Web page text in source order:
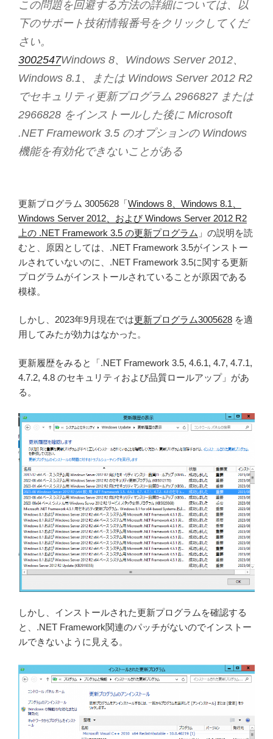
この問題を回避する方法の詳細については、以
下のサポート技術情報番号をクリックしてくだ
さい。
3002547Windows 8、Windows Server 2012、
Windows 8.1、または Windows Server 2012 R2
でセキュリティ更新プログラム 2966827 または
2966828 をインストールした後に Microsoft
.NET Framework 3.5 のオプションの Windows
機能を有効化できないことがある
更新プログラム 3005628「Windows 8、Windows 8.1、
Windows Server 2012、および Windows Server 2012 R2
上の .NET Framework 3.5 の更新プログラム 」の説明を読
むと、原因としては、.NET Framework 3.5がインストー
ルされていないのに、.NET Framework 3.5に関する更新
プログラムがインストールされていることが原因である
模様。
しかし、2023年9月現在では更新プログラム3005628 を適
用してみたが効力はなかった。
更新履歴をみると「.NET Framework 3.5, 4.6.1, 4.7, 4.7.1,
4.7.2, 4.8 のセキュリティおよび品質ロールアップ」があ
る。
しかし、インストールされた更新プログラムを確認する
と、.NET Framework関連のパッチがないのでインストー
ルできないように見える。